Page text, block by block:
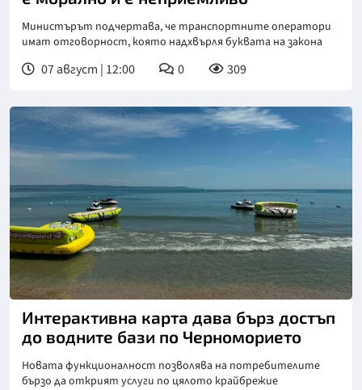
Министърът подчертава, че транспортните оператори
имат отговорност, която надхвърля буквата на закона
07 август | 12:00 0 309
Интерактивна карта дава бърз достъп
до водните бази по Черноморието
Новата функционалност позволява на потребителите
бързо да открият услуги по цялото крайбрежие